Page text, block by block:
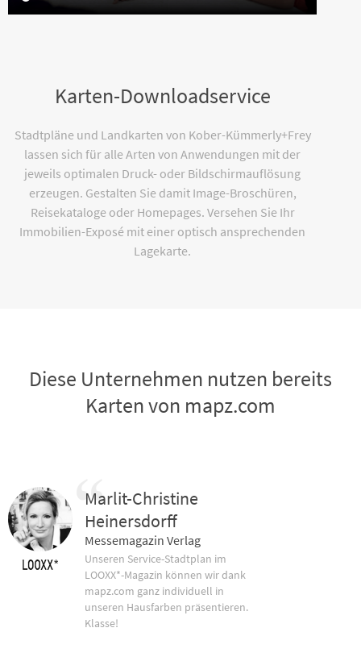
Karten-Downloadservice
Stadtpläne und Landkarten von Kober-Kümmerly+Frey
lassen sich für alle Arten von Anwendungen mit der
jeweils optimalen Druck- oder Bildschirmauflösung
erzeugen. Gestalten Sie damit Image-Broschüren,
Reisekataloge oder Homepages. Versehen Sie Ihr
Immobilien-Exposé mit einer optisch ansprechenden
Lagekarte.
Diese Unternehmen nutzen bereits
Karten von mapz.com
Marlit-Christine
Heinersdorff
Messemagazin Verlag
Unseren Service-Stadtplan im
LOOXX*-Magazin können wir dank
mapz.com ganz individuell in
unseren Hausfarben präsentieren.
Klasse!